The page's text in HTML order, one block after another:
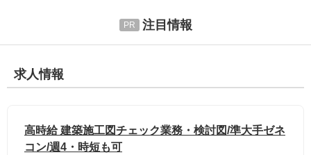
注目情報
求人情報
高時給 建築施工図チェック業務・検討図/準大手ゼネ
コン/週4・時短も可